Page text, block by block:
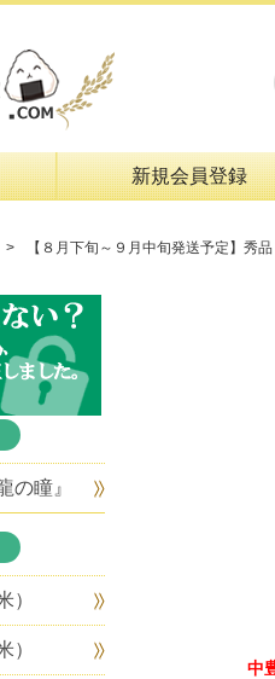
新規会員登録
【８月下旬～９月中旬発送予定】秀
中
の瞳』
）
）